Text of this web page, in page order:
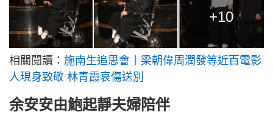
+10
相關閱讀： 施南生追思會丨梁朝偉周潤發等近百電影
人現身致敬 林青霞哀傷送別
余安安由鮑起靜夫婦陪伴